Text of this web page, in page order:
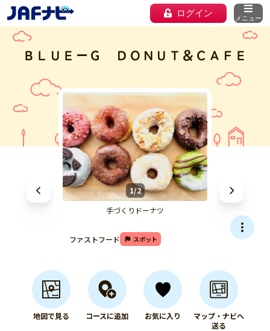
ログイン メニュー
ＢＬＵＥーＧ ＤＯＮＵＴ＆ＣＡＦＥ
1/2
手づくりドーナツ
ファストフード スポット
地図で見る コースに追加 お気に入り
マップ・ナビへ
送る